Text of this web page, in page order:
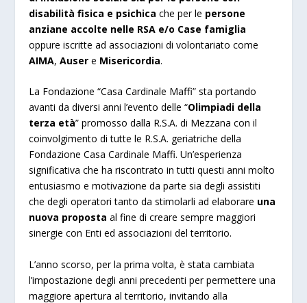
disabilità fisica e psichica che per le persone
anziane accolte nelle RSA e/o Case famiglia
oppure iscritte ad associazioni di volontariato come
AIMA,Auser e Misericordia.
La Fondazione “Casa Cardinale Maffi” sta portando
avanti da diversi anni l’evento delle “Olimpiadi della
terza età” promosso dalla R.S.A. di Mezzana con il
coinvolgimento di tutte le R.S.A. geriatriche della
Fondazione Casa Cardinale Maffi. Un’esperienza
significativa che ha riscontrato in tutti questi anni molto
entusiasmo e motivazione da parte sia degli assistiti
che degli operatori tanto da stimolarli ad elaborare una
nuova proposta al fine di creare sempre maggiori
sinergie con Enti ed associazioni del territorio.
L’anno scorso, per la prima volta, è stata cambiata
l’impostazione degli anni precedenti per permettere una
maggiore apertura al territorio, invitando alla